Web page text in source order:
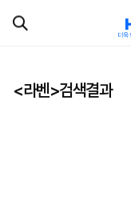
<라벤>검색결과